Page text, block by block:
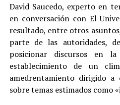
David Saucedo, experto en
en conversación con El
resultado, entre otros
parte de las autoridades,
posicionar discursos en
establecimiento de un
amedrentamiento dirigido a
sobre temas estimados como